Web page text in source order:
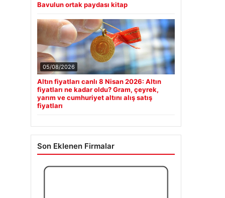
Bavulun ortak paydası kitap
05/08/2026
Altın fiyatları canlı 8 Nisan 2026: Altın
fiyatları ne kadar oldu? Gram, çeyrek,
yarım ve cumhuriyet altını alış satış
fiyatları
Son Eklenen Firmalar